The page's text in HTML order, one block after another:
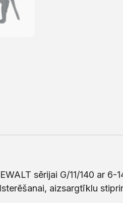
sērijai G/11/140 ar
aizsargtīklu